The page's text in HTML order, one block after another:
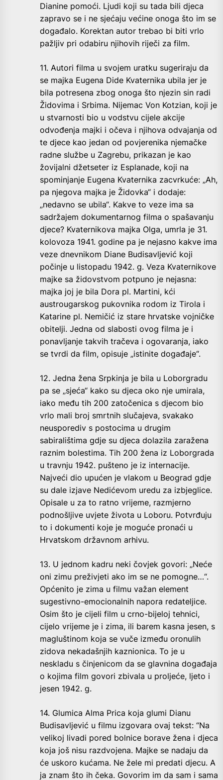
Dianine pomoći. Ljudi koji su tada bili djeca
zapravo se i ne sjećaju većine onoga što im se
događalo. Korektan autor trebao bi biti vrlo
pažljiv pri odabiru njihovih riječi za film.
11. Autori filma u svojem uratku sugeriraju da
se majka Eugena Dide Kvaternika ubila jer je
bila potresena zbog onoga što njezin sin radi
Židovima i Srbima. Nijemac Von Kotzian, koji je
u stvarnosti bio u vodstvu cijele akcije
odvođenja majki i očeva i njihova odvajanja od
te djece kao jedan od povjerenika njemačke
radne službe u Zagrebu, prikazan je kao
žovijalni džetseter iz Esplanade, koji na
spominjanje Eugena Kvaternika zacvrkuće: „Ah,
pa njegova majka je Židovka“ i dodaje:
„nedavno se ubila“. Kakve to veze ima sa
sadržajem dokumentarnog filma o spašavanju
djece? Kvaternikova majka Olga, umrla je 31.
kolovoza 1941. godine pa je nejasno kakve ima
veze dnevnikom Diane Budisavljević koji
počinje u listopadu 1942. g. Veza Kvaternikove
majke sa židovstvom potpuno je nejasna:
majka joj je bila Dora pl. Martini, kći
austrougarskog pukovnika rodom iz Tirola i
Katarine pl. Nemičić iz stare hrvatske vojničke
obitelji. Jedna od slabosti ovog filma je i
ponavljanje takvih tračeva i ogovaranja, iako
se tvrdi da film, opisuje „istinite događaje“.
12. Jedna žena Srpkinja je bila u Loborgradu
pa se „sjeća“ kako su djeca oko nje umirala,
iako među tih 200 zatočenica s djecom bio
vrlo mali broj smrtnih slučajeva, svakako
neusporediv s postocima u drugim
sabiralištima gdje su djeca dolazila zaražena
raznim bolestima. Tih 200 žena iz Loborgrada
u travnju 1942. pušteno je iz internacije.
Najveći dio upućen je vlakom u Beograd gdje
su dale izjave Nedićevom uredu za izbjeglice.
Opisale u za to ratno vrijeme, razmjerno
podnošljive uvjete života u Loboru. Potvrđuju
to i dokumenti koje je moguće pronaći u
Hrvatskom državnom arhivu.
13. U jednom kadru neki čovjek govori: „Neće
oni zimu preživjeti ako im se ne pomogne…“.
Općenito je zima u filmu važan element
sugestivno-emocionalnih napora redateljice.
Osim što je cijeli film u crno-bijeloj tehnici,
cijelo vrijeme je i zima, ili barem kasna jesen, s
magluštinom koja se vuče između oronulih
zidova nekadašnjih kaznionica. To je u
neskladu s činjenicom da se glavnina događaja
o kojima film govori zbivala u proljeće, ljeto i
jesen 1942. g.
14. Glumica Alma Prica koja glumi Dianu
Budisavljević u filmu izgovara ovaj tekst: “Na
velikoj livadi pored bolnice borave žena i djeca
koja još nisu razdvojena. Majke se nadaju da
će uskoro kućama. Ne žele mi predati djecu. A
ja znam što ih čeka. Govorim im da sam i sama